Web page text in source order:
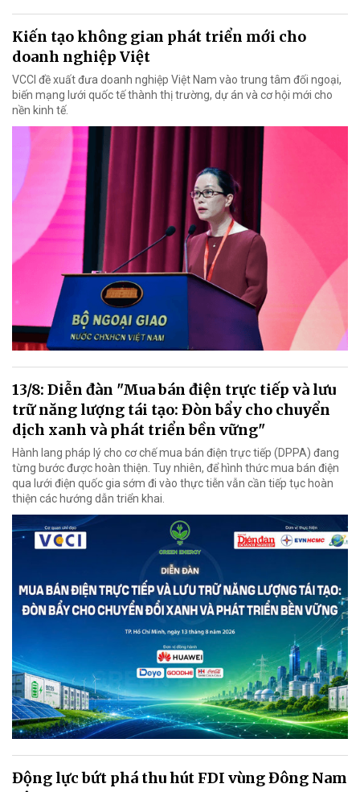
Kiến tạo không gian phát triển mới cho
doanh nghiệp Việt
VCCI đề xuất đưa doanh nghiệp Việt Nam vào trung tâm đối ngoại,
biến mạng lưới quốc tế thành thị trường, dự án và cơ hội mới cho
nền kinh tế.
13/8: Diễn đàn "Mua bán điện trực tiếp và lưu
trữ năng lượng tái tạo: Đòn bẩy cho chuyển
dịch xanh và phát triển bền vững"
Hành lang pháp lý cho cơ chế mua bán điện trực tiếp (DPPA) đang
từng bước được hoàn thiện. Tuy nhiên, để hình thức mua bán điện
qua lưới điện quốc gia sớm đi vào thực tiễn vẫn cần tiếp tục hoàn
thiện các hướng dẫn triển khai.
Động lực bứt phá thu hút FDI vùng Đông Nam